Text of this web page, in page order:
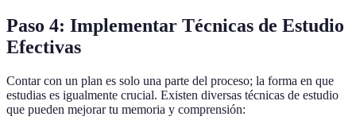
Paso 4: Implementar Técnicas de Estudio
Efectivas
Contar con un plan es solo una parte del proceso; la forma en que
estudias es igualmente crucial. Existen diversas técnicas de estudio
que pueden mejorar tu memoria y comprensión: